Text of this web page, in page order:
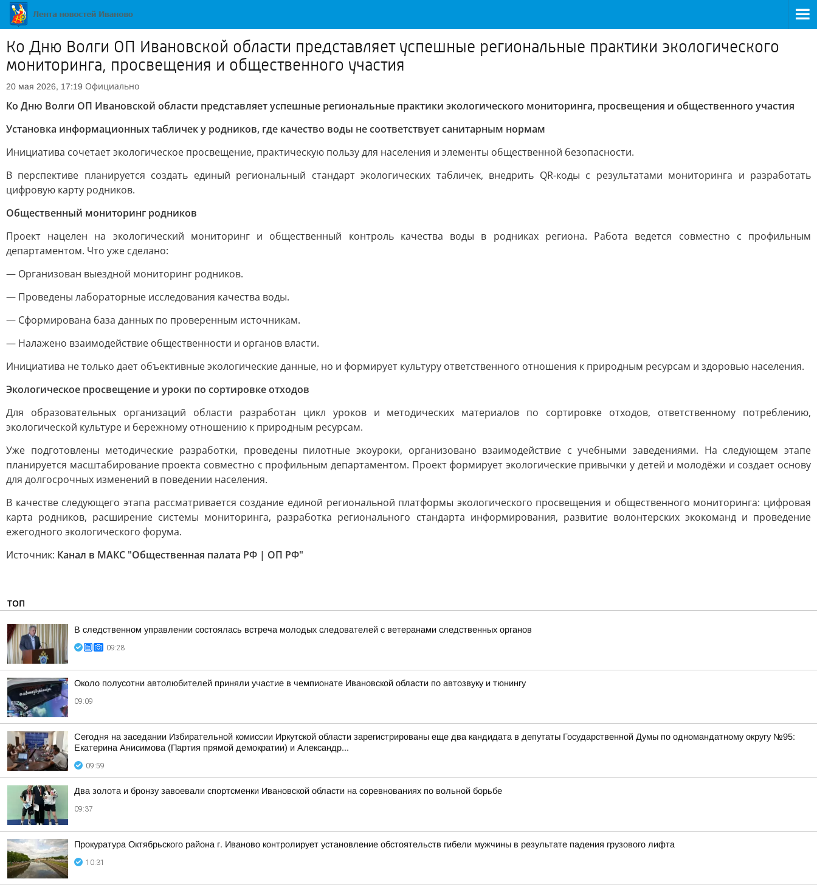
Ко Дню Волги ОП Ивановской области представляет успешные региональные практики экологического
мониторинга, просвещения и общественного участия
20 мая 2026, 17:19 Официально
Ко Дню Волги ОП Ивановской области представляет успешные региональные практики экологического мониторинга, просвещения и общественного участия
Установка информационных табличек у родников, где качество воды не соответствует санитарным нормам
Инициатива сочетает экологическое просвещение, практическую пользу для населения и элементы общественной безопасности.
В перспективе планируется создать единый региональный стандарт экологических табличек, внедрить QR-коды с результатами мониторинга и разработать
цифровую карту родников.
Общественный мониторинг родников
Проект нацелен на экологический мониторинг и общественный контроль качества воды в родниках региона. Работа ведется совместно с профильным
департаментом. Что уже сделано:
— Организован выездной мониторинг родников.
— Проведены лабораторные исследования качества воды.
— Сформирована база данных по проверенным источникам.
— Налажено взаимодействие общественности и органов власти.
Инициатива не только дает объективные экологические данные, но и формирует культуру ответственного отношения к природным ресурсам и здоровью населения.
Экологическое просвещение и уроки по сортировке отходов
Для образовательных организаций области разработан цикл уроков и методических материалов по сортировке отходов, ответственному потреблению,
экологической культуре и бережному отношению к природным ресурсам.
Уже подготовлены методические разработки, проведены пилотные экоуроки, организовано взаимодействие с учебными заведениями. На следующем этапе
планируется масштабирование проекта совместно с профильным департаментом. Проект формирует экологические привычки у детей и молодёжи и создает основу
для долгосрочных изменений в поведении населения.
В качестве следующего этапа рассматривается создание единой региональной платформы экологического просвещения и общественного мониторинга: цифровая
карта родников, расширение системы мониторинга, разработка регионального стандарта информирования, развитие волонтерских экокоманд и проведение
ежегодного экологического форума.
Источник: Канал в МАКС "Общественная палата РФ | ОП РФ"
ТОП
В следственном управлении состоялась встреча молодых следователей с ветеранами следственных органов
09:28
Около полусотни автолюбителей приняли участие в чемпионате Ивановской области по автозвуку и тюнингу
09:09
Сегодня на заседании Избирательной комиссии Иркутской области зарегистрированы еще два кандидата в депутаты Государственной Думы по одномандатному округу №95:
Екатерина Анисимова (Партия прямой демократии) и Александр...
09:59
Два золота и бронзу завоевали спортсменки Ивановской области на соревнованиях по вольной борьбе
09:37
Прокуратура Октябрьского района г. Иваново контролирует установление обстоятельств гибели мужчины в результате падения грузового лифта
10:31